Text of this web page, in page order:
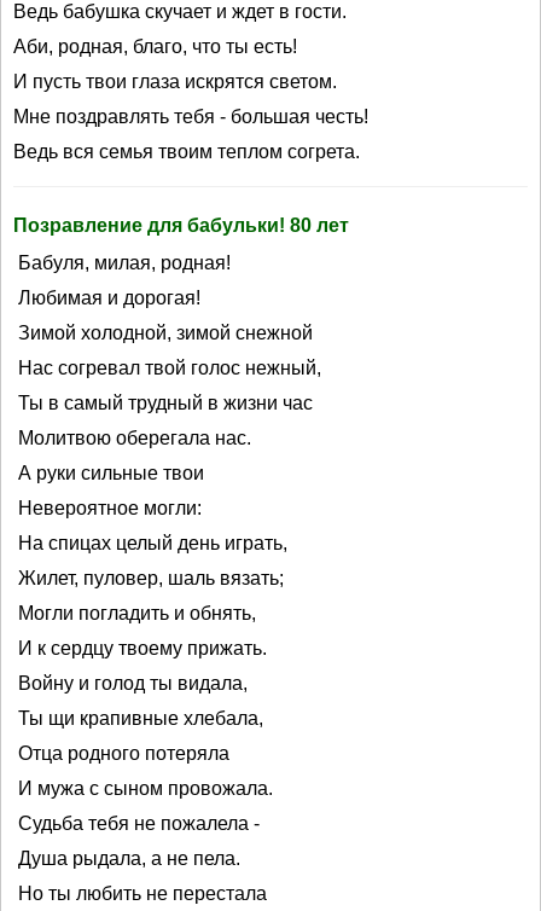
Ведь бабушка скучает и ждет в гости.
Аби, родная, благо, что ты есть!
И пусть твои глаза искрятся светом.
Мне поздравлять тебя - большая честь!
Ведь вся семья твоим теплом согрета.
Позравление для бабульки! 80 лет
Бабуля, милая, родная!
Любимая и дорогая!
Зимой холодной, зимой снежной
Нас согревал твой голос нежный,
Ты в самый трудный в жизни час
Молитвою оберегала нас.
А руки сильные твои
Невероятное могли:
На спицах целый день играть,
Жилет, пуловер, шаль вязать;
Могли погладить и обнять,
И к сердцу твоему прижать.
Войну и голод ты видала,
Ты щи крапивные хлебала,
Отца родного потеряла
И мужа с сыном провожала.
Судьба тебя не пожалела -
Душа рыдала, а не пела.
Но ты любить не перестала